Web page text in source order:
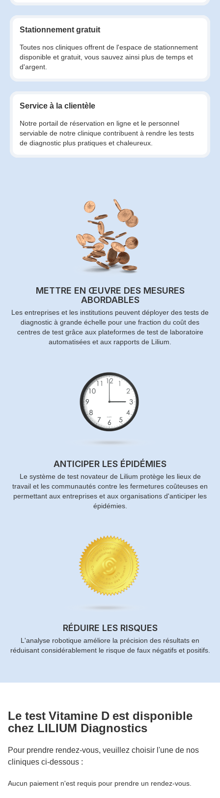
Stationnement gratuit
Toutes nos cliniques offrent de l'espace de stationnement
disponible et gratuit, vous sauvez ainsi plus de temps et
d'argent.
Service à la clientèle
Notre portail de réservation en ligne et le personnel
serviable de notre clinique contribuent à rendre les tests
de diagnostic plus pratiques et chaleureux.
METTRE EN ŒUVRE DES MESURES
ABORDABLES
Les entreprises et les institutions peuvent déployer des tests de
diagnostic à grande échelle pour une fraction du coût des
centres de test grâce aux plateformes de test de laboratoire
automatisées et aux rapports de Lilium.
ANTICIPER LES ÉPIDÉMIES
Le système de test novateur de Lilium protège les lieux de
travail et les communautés contre les fermetures coûteuses en
permettant aux entreprises et aux organisations d'anticiper les
épidémies.
RÉDUIRE LES RISQUES
L'analyse robotique améliore la précision des résultats en
réduisant considérablement le risque de faux négatifs et positifs.
Le test Vitamine D est disponible
chez LILIUM Diagnostics
Pour prendre rendez-vous, veuillez choisir l'une de nos
cliniques ci-dessous :
Aucun paiement n'est requis pour prendre un rendez-vous.